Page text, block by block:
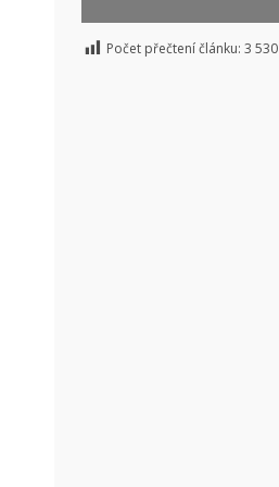
Počet přečtení článku: 3 530